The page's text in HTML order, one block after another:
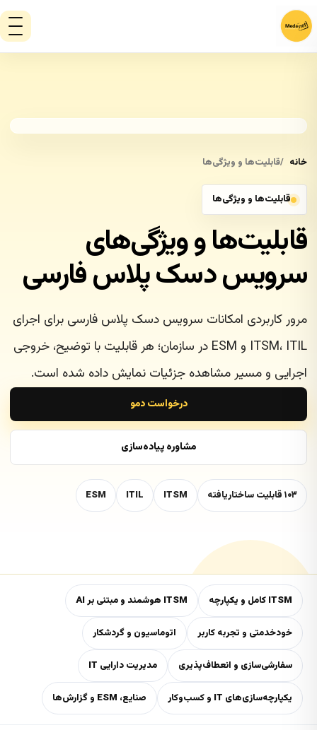
خانه قابلیت‌ها و ویژگی‌ها
قابلیت‌ها و ویژگی‌ها
قابلیت‌ها و ویژگی‌های
سرویس دسک پلاس فارسی
مرور کاربردی امکانات سرویس دسک پلاس فارسی برای اجرای
ITSM، ITIL و ESM در سازمان؛ هر قابلیت با توضیح، خروجی
اجرایی و مسیر مشاهده جزئیات نمایش داده شده است.
درخواست دمو
مشاوره پیاده‌سازی
۱۰۳ قابلیت ساختاریافته ITSM
ITIL
ESM
ITSM کامل و یکپارچه ITSM هوشمند و مبتنی بر AI
خودخدمتی و تجربه کاربر اتوماسیون و گردشکار
سفارشی‌سازی و انعطاف‌پذیری مدیریت دارایی IT
یکپارچه‌سازی‌های IT و کسب‌وکار صنایع، ESM و گزارش‌ها